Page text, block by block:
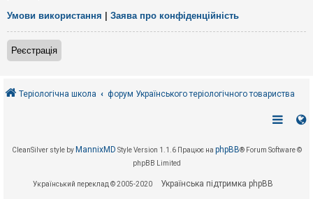
А
к
т
и
і
Умови використання Заява про конфіденційність
Реєстрація
Теріологічна школа форум Українського теріологічного товариства
CleanSilver style by MannixMD Style Version 1.1.6 Працює на phpBB® Forum Software ©
phpBB Limited
Український переклад © 2005-2020 Українська підтримка phpBB